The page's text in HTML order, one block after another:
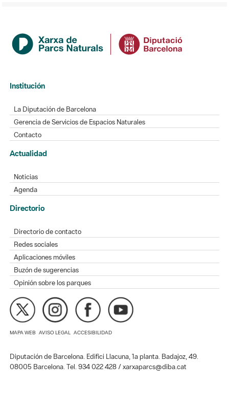
Institución
La Diputación de Barcelona
Gerencia de Servicios de Espacios Naturales
Contacto
Actualidad
Noticias
Agenda
Directorio
Directorio de contacto
Redes sociales
Aplicaciones móviles
Buzón de sugerencias
Opinión sobre los parques
MAPA WEB AVISO LEGAL ACCESIBILIDAD
Diputación de Barcelona. Edifici Llacuna, 1a planta. Badajoz, 49.
08005 Barcelona. Tel. 934 022 428 / xarxaparcs@diba.cat